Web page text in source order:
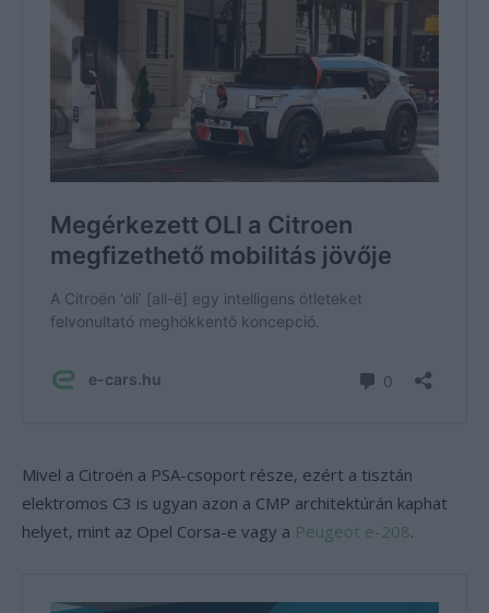
Mivel a Citroën a PSA-csoport része, ezért a tisztán
elektromos C3 is ugyan azon a CMP architektúrán kaphat
helyet, mint az Opel Corsa-e vagy a Peugeot e-208.